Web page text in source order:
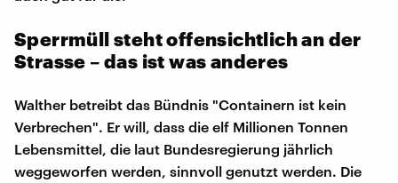
Sperrmüll steht offensichtlich an der
Strasse – das ist was anderes
Walther betreibt das Bündnis "Containern ist kein
Verbrechen". Er will, dass die elf Millionen Tonnen
Lebensmittel, die laut Bundesregierung jährlich
weggeworfen werden, sinnvoll genutzt werden. Die